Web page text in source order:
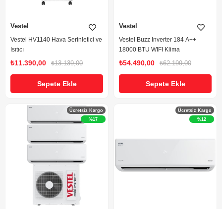
Vestel
Vestel HV1140 Hava Serinletici ve
Isıtıcı
₺11.390,00 ₺13.139,00
Sepete Ekle
Vestel
Vestel Buzz Inverter 184 A++
18000 BTU WIFI Klima
₺54.490,00 ₺62.199,00
Sepete Ekle
Ücretsiz Kargo
%17
Ücretsiz Kargo
%12